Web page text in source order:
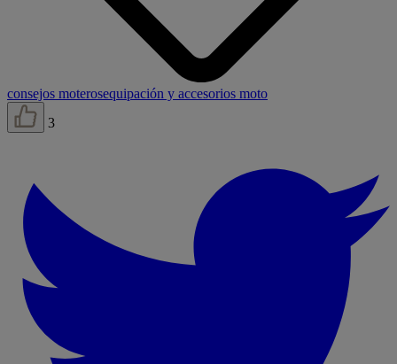
consejos moterosequipación y accesorios moto
3